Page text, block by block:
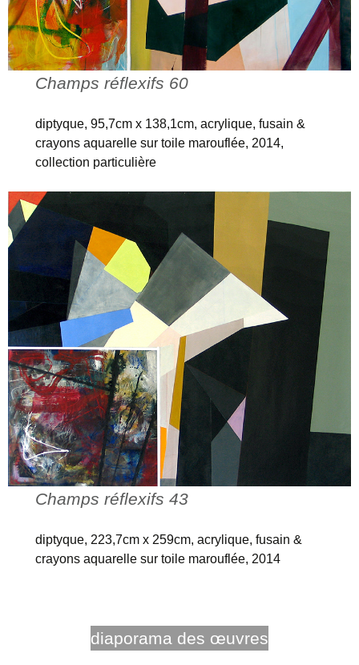
Champs réflexifs 60
diptyque, 95,7cm x 138,1cm, acrylique, fusain &
crayons aquarelle sur toile marouflée, 2014,
collection particulière
Champs réflexifs 43
diptyque, 223,7cm x 259cm, acrylique, fusain &
crayons aquarelle sur toile marouflée, 2014
diaporama des œuvres